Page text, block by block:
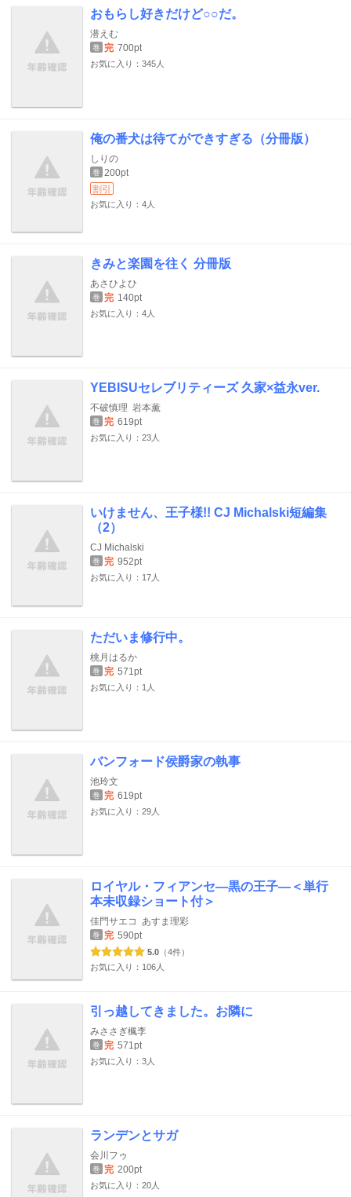
おもらし好きだけど○○だ。
潜えむ
巻 完 700pt
お気に入り：345人
俺の番犬は待てができすぎる（分冊版）
しりの
巻 200pt
割引
お気に入り：4人
きみと楽園を往く 分冊版
あさひよひ
巻 完 140pt
お気に入り：4人
YEBISUセレブリティーズ 久家×益永ver.
不破慎理 岩本薫
巻 完 619pt
お気に入り：23人
いけません、王子様!! CJ Michalski短編集
（2）
CJ Michalski
巻 完 952pt
お気に入り：17人
ただいま修行中。
桃月はるか
巻 完 571pt
お気に入り：1人
バンフォード侯爵家の執事
池玲文
巻 完 619pt
お気に入り：29人
ロイヤル・フィアンセ―黒の王子―＜単行
本未収録ショート付＞
佳門サエコ あすま理彩
巻 完 590pt
5.0 （4件）
お気に入り：106人
引っ越してきました。お隣に
みささぎ楓李
巻 完 571pt
お気に入り：3人
ランデンとサガ
会川フゥ
巻 完 200pt
お気に入り：20人